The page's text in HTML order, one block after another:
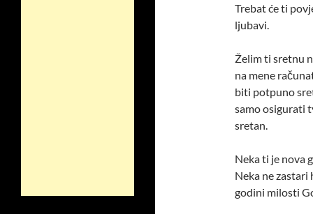
Trebat će ti
ljubavi.
Želim ti sretnu
na mene
biti potpuno
samo osigurati
sretan.
Neka ti je nova
Neka ne zastari
godini milosti